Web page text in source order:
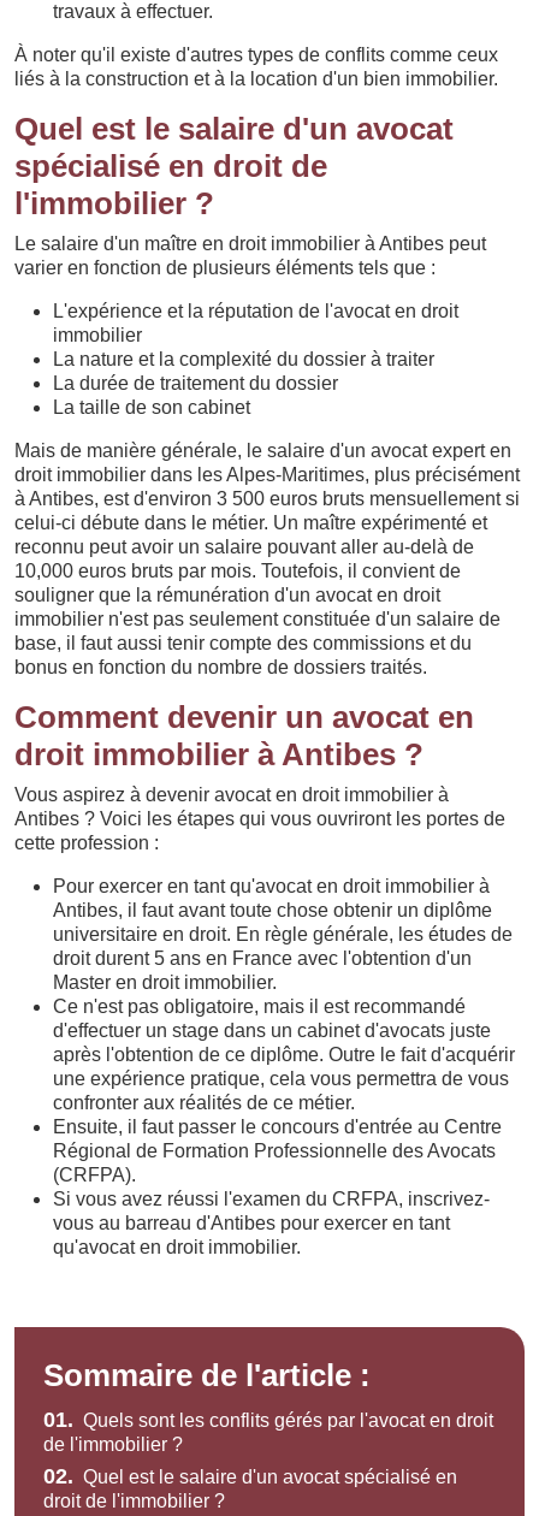
travaux à effectuer.
À noter qu'il existe d'autres types de conflits comme ceux
liés à la construction et à la location d'un bien immobilier.
Quel est le salaire d'un avocat
spécialisé en droit de
l'immobilier ?
Le salaire d'un maître en droit immobilier à Antibes peut
varier en fonction de plusieurs éléments tels que :
L'expérience et la réputation de l'avocat en droit
immobilier
La nature et la complexité du dossier à traiter
La durée de traitement du dossier
La taille de son cabinet
Mais de manière générale, le salaire d'un avocat expert en
droit immobilier dans les Alpes-Maritimes, plus précisément
à Antibes, est d'environ 3 500 euros bruts mensuellement si
celui-ci débute dans le métier. Un maître expérimenté et
reconnu peut avoir un salaire pouvant aller au-delà de
10,000 euros bruts par mois. Toutefois, il convient de
souligner que la rémunération d'un avocat en droit
immobilier n'est pas seulement constituée d'un salaire de
base, il faut aussi tenir compte des commissions et du
bonus en fonction du nombre de dossiers traités.
Comment devenir un avocat en
droit immobilier à Antibes ?
Vous aspirez à devenir avocat en droit immobilier à
Antibes ? Voici les étapes qui vous ouvriront les portes de
cette profession :
Pour exercer en tant qu'avocat en droit immobilier à
Antibes, il faut avant toute chose obtenir un diplôme
universitaire en droit. En règle générale, les études de
droit durent 5 ans en France avec l'obtention d'un
Master en droit immobilier.
Ce n'est pas obligatoire, mais il est recommandé
d'effectuer un stage dans un cabinet d'avocats juste
après l'obtention de ce diplôme. Outre le fait d'acquérir
une expérience pratique, cela vous permettra de vous
confronter aux réalités de ce métier.
Ensuite, il faut passer le concours d'entrée au Centre
Régional de Formation Professionnelle des Avocats
(CRFPA).
Si vous avez réussi l'examen du CRFPA, inscrivez-
vous au barreau d'Antibes pour exercer en tant
qu'avocat en droit immobilier.
Sommaire de l'article :
01. Quels sont les conflits gérés par l'avocat en droit
de l'immobilier ?
02. Quel est le salaire d'un avocat spécialisé en
droit de l'immobilier ?